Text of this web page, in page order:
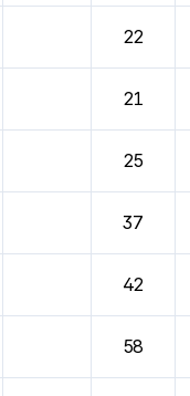
22
21
25
37
42
58